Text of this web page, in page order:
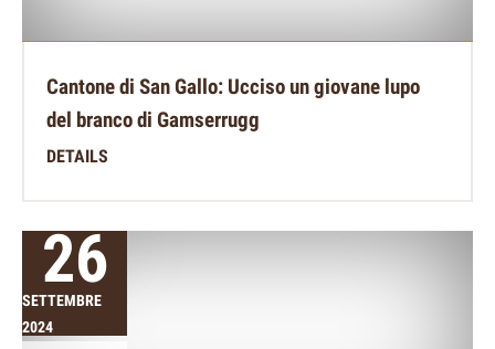
Cantone di San Gallo: Ucciso un giovane lupo
del branco di Gamserrugg
DETAILS
26
SETTEMBRE
2024